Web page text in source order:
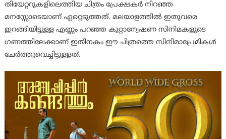
തിയേറ്ററുകളിലെത്തിയ ചിത്രം പ്രേക്ഷകര്‍ നിറഞ്ഞ
മനസ്സോടെയാണ് ഏറ്റെടുത്തത്. മലയാളത്തില്‍ ഇതുവരെ
ഇറങ്ങിയിട്ടുള്ള എണ്ണം പറഞ്ഞ കുറ്റാന്വേഷണ സിനിമകളുടെ
ഗണത്തിലേക്കാണ് ഇതിനകം ഈ ചിത്രത്തെ സിനിമാപ്രേമികള്‍
ചേര്‍ത്തുവെച്ചിട്ടുള്ളത്.